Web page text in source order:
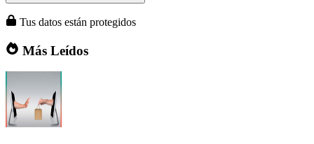
Tus datos están protegidos
Más Leídos